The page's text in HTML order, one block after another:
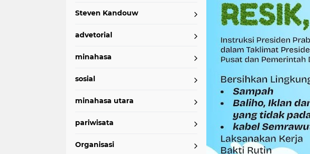
Steven Kandouw
advetorial
minahasa
sosial
minahasa utara
pariwisata
Organisasi